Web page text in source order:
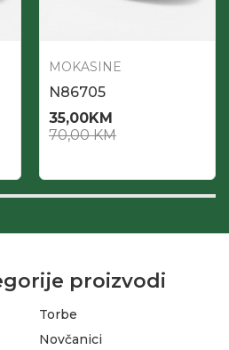
MOKASINE
N86705
35,00KM
70,00KM
proizvodi
Torbe
Novčanici